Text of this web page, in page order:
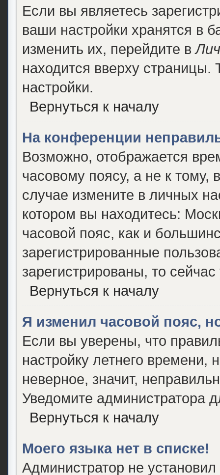
Если вы являетесь
ваши настройки хранятся в
изменить их, перейдите в
находится вверху
настройки.
Вернуться к началу
На конференции
Возможно, отображается
часовому поясу, а не к тому,
случае измените в личных
котором вы находитесь:
часовой пояс, как и
зарегистрированные
зарегистрированы, то
Вернуться к началу
Я изменил часовой пояс,
Если вы уверены, что
настройку летнего
неверное, значит,
Уведомите администратора
Вернуться к началу
Моего языка нет в списке!
Администратор не